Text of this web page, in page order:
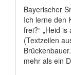
Bayerischer
Ich lerne den
frei?“ „Heid
(Textzeilen
mehr als ein